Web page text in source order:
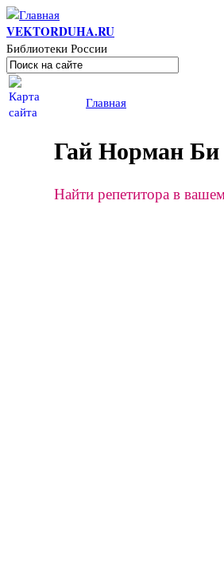
Перейти к основному содержанию
VEKTORDUHA.RU
Библиотеки России
Форма поиска
Поиск
Вы здесьГлавная
Гай Норман Би
Найти репетитора в